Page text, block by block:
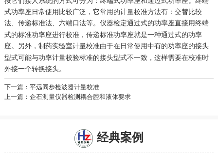
式功率座日常使用比较广泛，它常用的计量校准方法有：交替比较
法、传递标准法、六端口法等。 仪器检定通过式的功率座直接用终端
式的标准功率座进行校准，传递标准功率座就是一种通过式的功率
座。另外， 制药实验室计量校准由于在日常使用中有的功率座的接头
型式可能与功率计量校验标准的接头型式不一致，这样需要在校准时
外接一个转换接头。
下一篇：平远同步检波器计量校准
上一篇：企石测量仪器检测耦合腔和液体要求
经典案例